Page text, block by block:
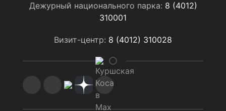
Дежурный национального парка: 8 (4012)
310001
Визит-центр: 8 (4012) 310028